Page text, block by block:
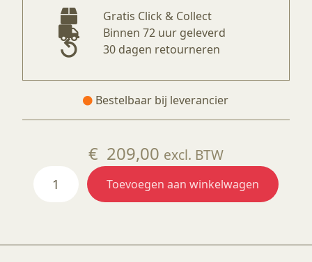
Gratis Click & Collect
Binnen 72 uur geleverd
30 dagen retourneren
Bestelbaar bij leverancier
€ 209,00 excl. BTW
verwarmingselementenToevoegen aan winkelwagen